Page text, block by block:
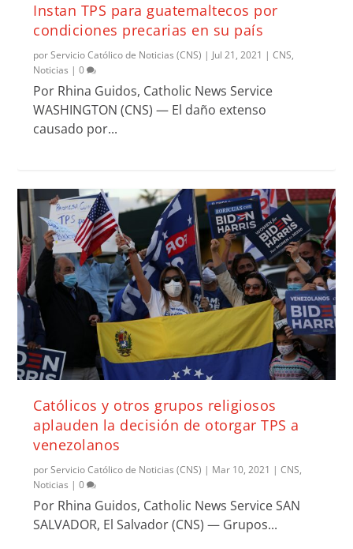
Instan TPS para guatemaltecos por
condiciones precarias en su país
porServicio Católico de Noticias (CNS) | Jul 21, 2021 |CNS,
Noticias |0
Por Rhina Guidos, Catholic News Service
WASHINGTON (CNS) — El daño extenso
causado por...
Católicos y otros grupos religiosos
aplauden la decisión de otorgar TPS a
venezolanos
porServicio Católico de Noticias (CNS) | Mar 10, 2021 |CNS,
Noticias |0
Por Rhina Guidos, Catholic News Service SAN
SALVADOR, El Salvador (CNS) — Grupos...